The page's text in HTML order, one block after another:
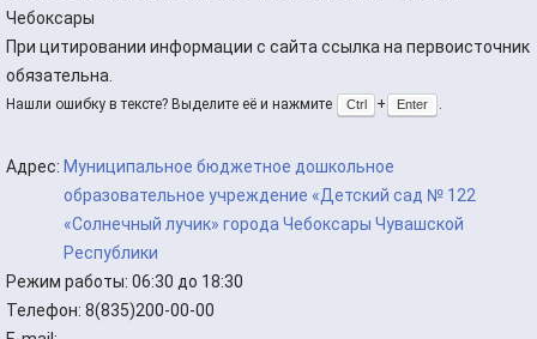
Чебоксары
При цитировании информации с сайта ссылка на первоисточник
обязательна.
Нашли ошибку в тексте? Выделите её и нажмите Ctrl + Enter .
Адрес: Муниципальное бюджетное дошкольное
образовательное учреждение «Детский сад № 122
«Солнечный лучик» города Чебоксары Чувашской
Республики
Режим работы: 06:30 до 18:30
Телефон: 8(835)200-00-00